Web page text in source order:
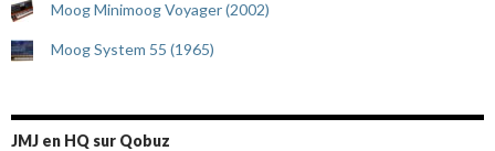
Moog Minimoog Voyager (2002)
Moog System 55 (1965)
JMJ en HQ sur Qobuz